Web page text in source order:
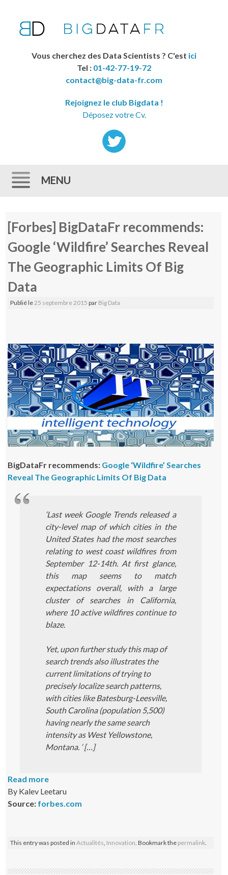
Vous cherchez des Data Scientists ? C'est ici
Tel : 01-42-77-19-72
contact@big-data-fr.com
Rejoignez le club Bigdata !
Déposez votre Cv.
MENU
[Forbes] BigDataFr recommends:
Google ‘Wildfire’ Searches Reveal
The Geographic Limits Of Big
Data
Publié le 25 septembre 2015 par Big Data
BigDataFr recommends: Google ‘Wildfire’ Searches
Reveal The Geographic Limits Of Big Data
‘Last week Google Trends released a
city-level map of which cities in the
United States had the most searches
relating to west coast wildfires from
September 12-14th. At first glance,
this map seems to match
expectations overall, with a large
cluster of searches in California,
where 10 active wildfires continue to
blaze.
Yet, upon further study this map of
search trends also illustrates the
current limitations of trying to
precisely localize search patterns,
with cities like Batesburg-Leesville,
South Carolina (population 5,500)
having nearly the same search
intensity as West Yellowstone,
Montana. ‘ […]
Read more
By Kalev Leetaru
Source: forbes.com
This entry was posted inActualités, Innovation. Bookmark the permalink.